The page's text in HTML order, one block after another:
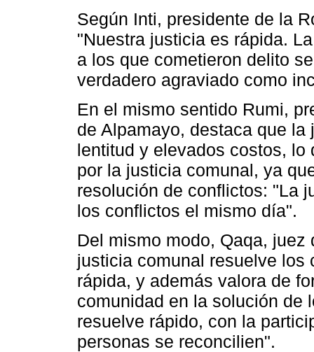
Según Inti, presidente de la
"Nuestra justicia es rápida.
a los que cometieron delito
verdadero agraviado como
En el mismo sentido Rumi,
de Alpamayo, destaca que
lentitud y elevados costos, lo
por la justicia comunal, ya
resolución de conflictos: "La
los conflictos el mismo día".
Del mismo modo, Qaqa,
justicia comunal resuelve los
rápida, y además valora de
comunidad en la solución de
resuelve rápido, con la
personas se reconcilien".